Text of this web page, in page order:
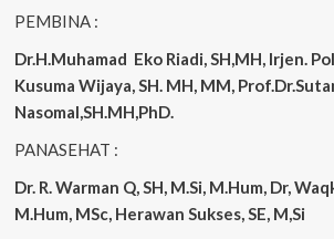
PEMBINA :
Dr.H.Muhamad Eko Riadi, SH,MH, Irjen.
Kusuma Wijaya, SH. MH, MM,
Nasomal,SH.MH,PhD.
PANASEHAT :
Dr. R. Warman Q, SH, M.Si, M.Hum, Dr,
M.Hum, MSc, Herawan Sukses, SE, M,Si